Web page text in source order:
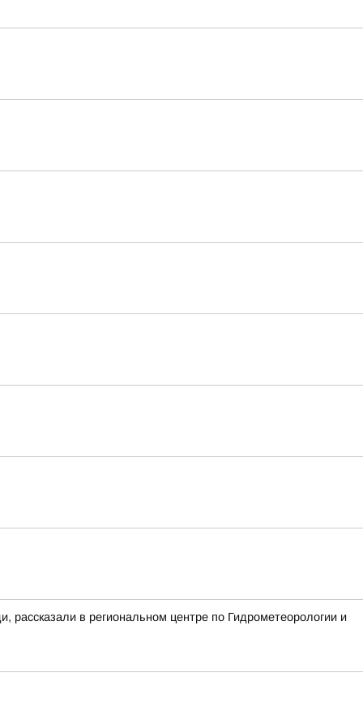
рассказали в региональном центре по Гидрометеорологии и